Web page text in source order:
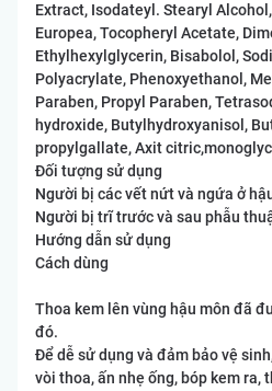
Extract, Isodateyl. Stearyl
Europea, Tocopheryl Acetate,
Ethylhexylglycerin, Bisabolol,
Polyacrylate, Phenoxyethanol,
Paraben, Propyl Paraben,
hydroxide, Butylhydroxyanisol,
propylgallate, Axit
Đối tượng sử dụng
Người bị các vết nứt và ngứa ở
Người bị trĩ trước và sau phẫu
Hướng dẫn sử dụng
Cách dùng
Thoa kem lên vùng hậu môn đã
đó.
Để dễ sử dụng và đảm bảo vệ
vòi thoa, ấn nhẹ ống, bóp kem ra,